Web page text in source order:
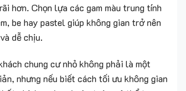
hơn. Chọn lựa các gam màu trung tính
be hay pastel giúp không gian trở nên
dễ chịu.
chung cư nhỏ không phải là một
nhưng nếu biết cách tối ưu không gian